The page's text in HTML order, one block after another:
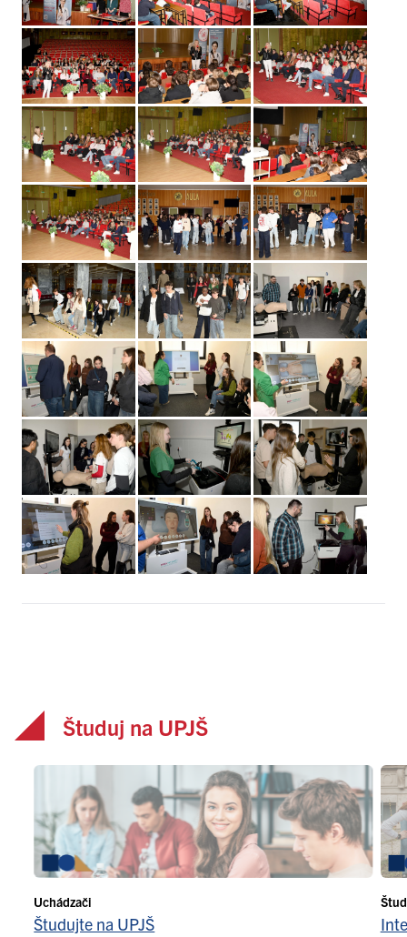
Študuj na UPJŠ
Uchádzači
Študujte na UPJŠ